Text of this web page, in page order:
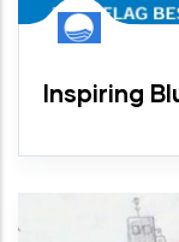
Inspiring